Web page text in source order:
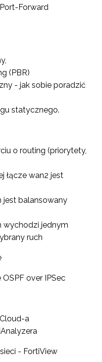
Forward
(PBR)
- jak sobie poradzić
statycznego.
o routing (priorytety,
łącze wan2 jest
jest balansowany
wychodzi jednym
ruch
over IPSec
a
- FortiView